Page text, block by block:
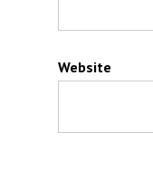
Website